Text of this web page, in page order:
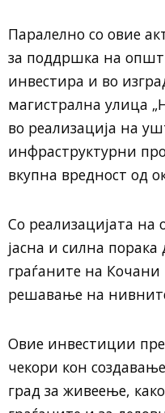
Паралелно со овие
за поддршка на
инвестира и во
магистрална улица
во реализација на
инфраструктурни
вкупна вредност од
Со реализацијата на
јасна и силна порака
граѓаните на
решавање на
Овие инвестиции
чекори кон
град за живеење,